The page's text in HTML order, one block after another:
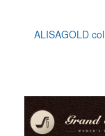
ALISAGOLD